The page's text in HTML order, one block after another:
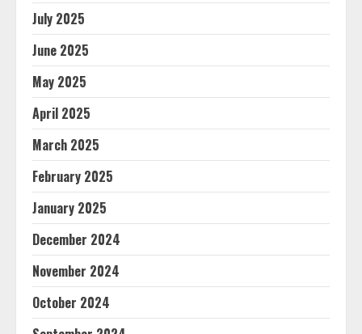
July 2025
June 2025
May 2025
April 2025
March 2025
February 2025
January 2025
December 2024
November 2024
October 2024